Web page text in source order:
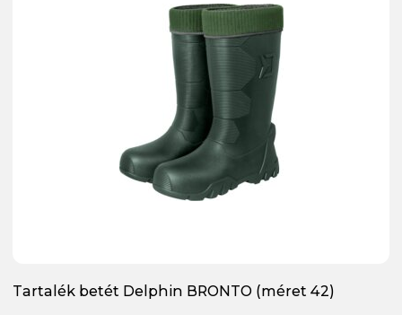
Tartalék betét Delphin BRONTO (méret 42)